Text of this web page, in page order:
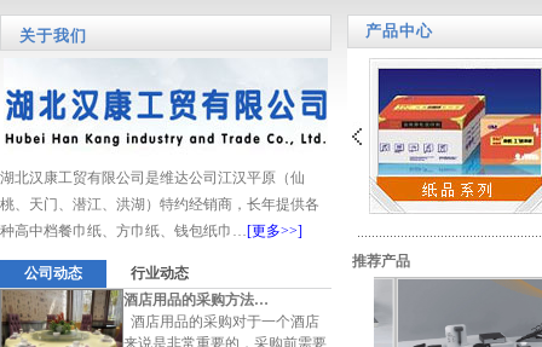
关于我们
湖北汉康工贸有限公司是维达公司江汉平原（仙
桃、天门、潜江、洪湖）特约经销商，长年提供各
种高中档餐巾纸、方巾纸、钱包纸巾…[更多>>]
公司动态
行业动态
酒店用品的采购方法…
酒店用品的采购对于一个酒店
来说是非常重要的，采购前需要
产品中心
推荐产品